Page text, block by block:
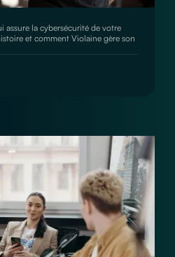
assure la cybersécurité de votre
et comment Violaine gère son